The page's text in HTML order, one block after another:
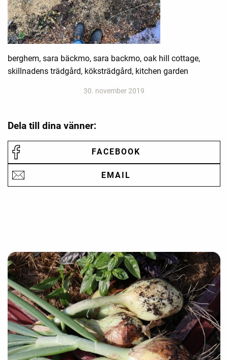
berghem, sara bäckmo, sara backmo, oak hill cottage,
skillnadens trädgård, köksträdgård, kitchen garden
30. november 2019
Dela till dina vänner:
FACEBOOK
EMAIL